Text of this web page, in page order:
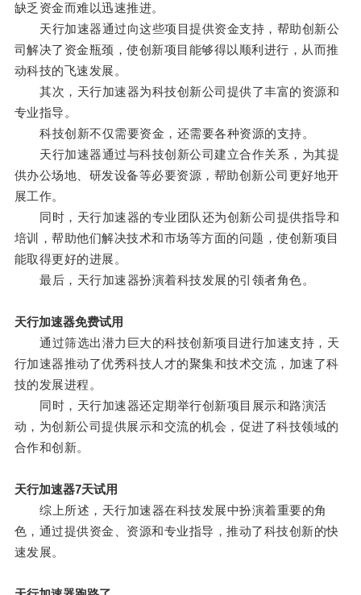
缺乏资金而难以迅速推进。
天行加速器通过向这些项目提供资金支持，帮助创新公
司解决了资金瓶颈，使创新项目能够得以顺利进行，从而推
动科技的飞速发展。
其次，天行加速器为科技创新公司提供了丰富的资源和
专业指导。
科技创新不仅需要资金，还需要各种资源的支持。
天行加速器通过与科技创新公司建立合作关系，为其提
供办公场地、研发设备等必要资源，帮助创新公司更好地开
展工作。
同时，天行加速器的专业团队还为创新公司提供指导和
培训，帮助他们解决技术和市场等方面的问题，使创新项目
能取得更好的进展。
最后，天行加速器扮演着科技发展的引领者角色。
天行加速器免费试用
通过筛选出潜力巨大的科技创新项目进行加速支持，天
行加速器推动了优秀科技人才的聚集和技术交流，加速了科
技的发展进程。
同时，天行加速器还定期举行创新项目展示和路演活
动，为创新公司提供展示和交流的机会，促进了科技领域的
合作和创新。
天行加速器7天试用
综上所述，天行加速器在科技发展中扮演着重要的角
色，通过提供资金、资源和专业指导，推动了科技创新的快
速发展。